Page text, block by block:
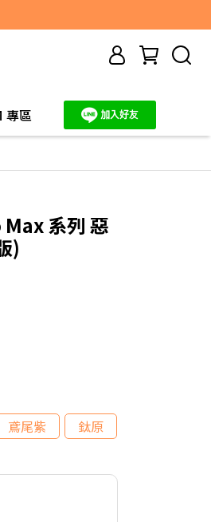
專區
系列 惡
)
鳶尾紫 鈦原